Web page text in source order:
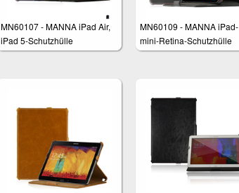
MN60107 - MANNA iPad Air,
iPad 5-Schutzhülle
MN60109 - MANNA iPad-
mini-Retina-Schutzhülle